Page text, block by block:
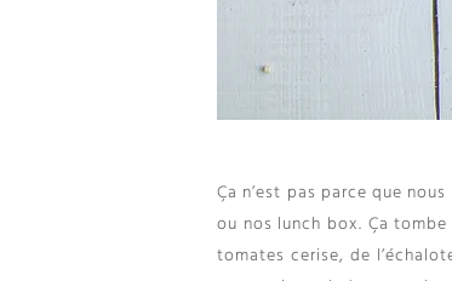
Ça n’est pas parce que
ou nos lunch box. Ça
tomates cerise,de